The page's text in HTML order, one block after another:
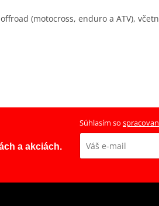
(motocross, enduro a ATV),
a akciách.
Súhlasím so